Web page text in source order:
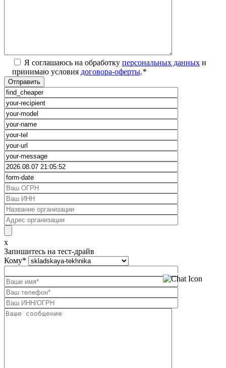
Я соглашаюсь на обработку персональных данных и
принимаю условия договора-оферты.*
x
Запишитесь на тест-драйв
Кому*